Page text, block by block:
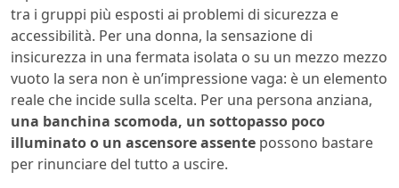
tra i gruppi più esposti ai problemi di sicurezza e
accessibilità. Per una donna, la sensazione di
insicurezza in una fermata isolata o su un mezzo mezzo
vuoto la sera non è un’impressione vaga: è un elemento
reale che incide sulla scelta. Per una persona anziana,
una banchina scomoda, un sottopasso poco
illuminato o un ascensore assente possono bastare
per rinunciare del tutto a uscire.